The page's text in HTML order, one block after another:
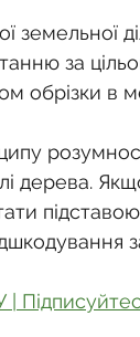
за
обрізки в
|